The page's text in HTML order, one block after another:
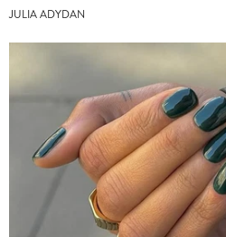
JULIA ADYDAN